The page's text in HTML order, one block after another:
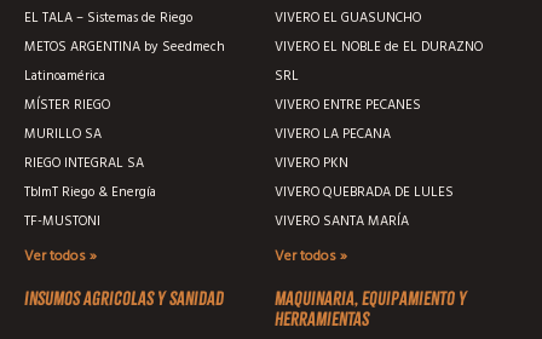
EL TALA – Sistemas de Riego
METOS ARGENTINA by Seedmech
Latinoamérica
MÍSTER RIEGO
MURILLO SA
RIEGO INTEGRAL SA
TblmT Riego & Energía
TF-MUSTONI
Ver todos »
VIVERO EL GUASUNCHO
VIVERO EL NOBLE de EL DURAZNO
SRL
VIVERO ENTRE PECANES
VIVERO LA PECANA
VIVERO PKN
VIVERO QUEBRADA DE LULES
VIVERO SANTA MARÍA
Ver todos »
Insumos agricolas y sanidad
Maquinaria, equipamiento y
herramientas